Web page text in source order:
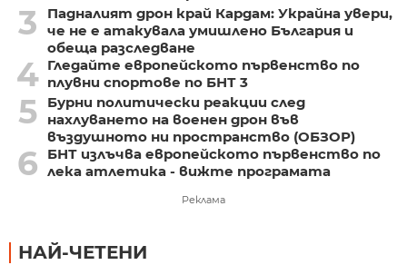
3
Падналият дрон край Кардам: Украйна увери,
че не е атакувала умишлено България и
обеща разследване
4 Гледайте европейското първенство по
плувни спортове по БНТ 3
5
Бурни политически реакции след
нахлуването на военен дрон във
въздушното ни пространство (ОБЗОР)
6
БНТ излъчва европейското първенство по
лека атлетика - вижте програмата
Реклама
НАЙ-ЧЕТЕНИ